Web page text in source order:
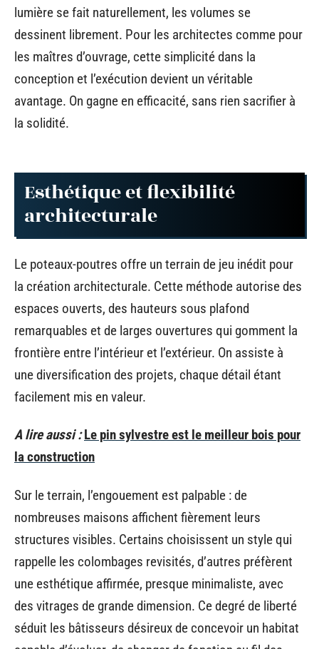
lumière se fait naturellement, les volumes se
dessinent librement. Pour les architectes comme pour
les maîtres d’ouvrage, cette simplicité dans la
conception et l’exécution devient un véritable
avantage. On gagne en efficacité, sans rien sacrifier à
la solidité.
Esthétique et flexibilité
architecturale
Le poteaux-poutres offre un terrain de jeu inédit pour
la création architecturale. Cette méthode autorise des
espaces ouverts, des hauteurs sous plafond
remarquables et de larges ouvertures qui gomment la
frontière entre l’intérieur et l’extérieur. On assiste à
une diversification des projets, chaque détail étant
facilement mis en valeur.
A lire aussi : Le pin sylvestre est le meilleur bois pour
la construction
Sur le terrain, l’engouement est palpable : de
nombreuses maisons affichent fièrement leurs
structures visibles. Certains choisissent un style qui
rappelle les colombages revisités, d’autres préfèrent
une esthétique affirmée, presque minimaliste, avec
des vitrages de grande dimension. Ce degré de liberté
séduit les bâtisseurs désireux de concevoir un habitat